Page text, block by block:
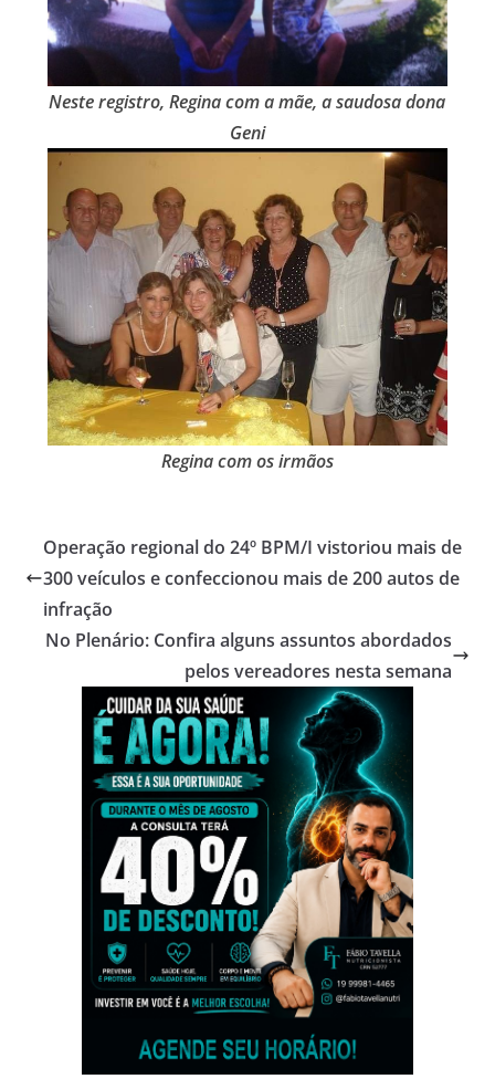
Neste registro, Regina com a mãe, a saudosa dona
Geni
Regina com os irmãos
Operação regional do 24º BPM/I vistoriou mais de
300 veículos e confeccionou mais de 200 autos de
infração
No Plenário: Confira alguns assuntos abordados
pelos vereadores nesta semana